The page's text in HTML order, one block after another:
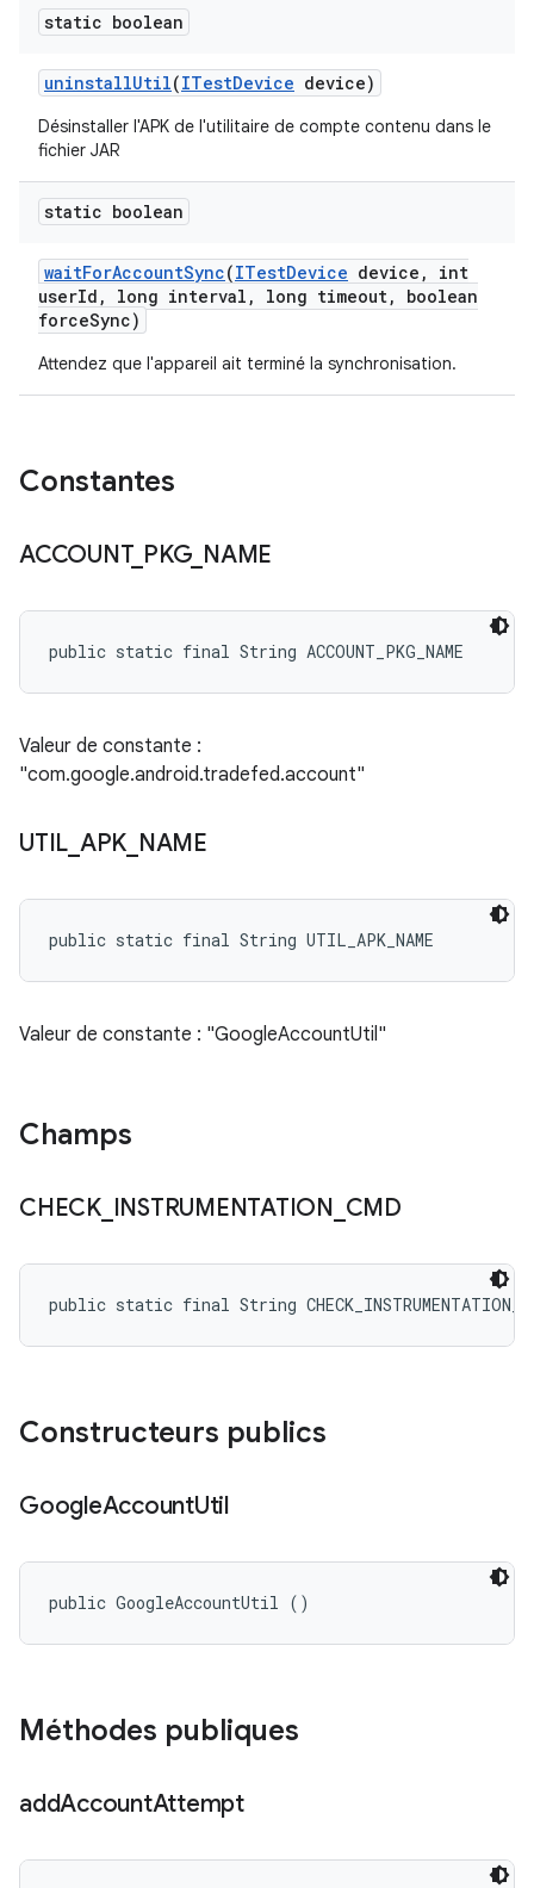
static boolean
uninstallUtil(ITestDevice device)
Désinstaller l'APK de l'utilitaire de compte contenu dans le
fichier JAR
static boolean
waitForAccountSync(ITestDevice device ,
int
userId , long interval , long timeout,
boolean
forceSync)
Attendez que l'appareil ait terminé la synchronisation.
Constantes
ACCOUNT_ PKG_ NAME
public static final String ACCOUNT_PKG_NAME
Valeur de constante :
"com.google.android.tradefed.account"
UTIL APK NAME
public static final String UTIL_APK_NAME
Valeur de constante : "GoogleAccountUtil"
Champs
CHECK_ INSTRUMENTATION CMD
public static final String
Constructeurs publics
GoogleAccountUtil
public GoogleAccountUtil ()
Méthodes publiques
addAccountAttempt